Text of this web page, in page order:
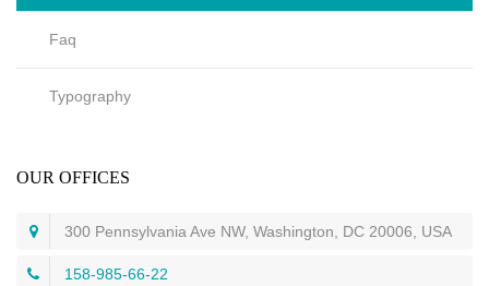
Faq
Typography
OUR OFFICES
300 Pennsylvania Ave NW, Washington, DC 20006, USA
158-985-66-22